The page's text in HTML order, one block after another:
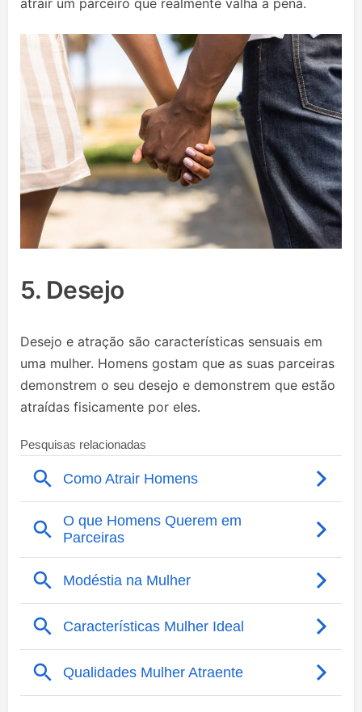
atrair um parceiro que realmente valha a pena.
5. Desejo
Desejo e atração são características sensuais em
uma mulher. Homens gostam que as suas parceiras
demonstrem o seu desejo e demonstrem que estão
atraídas fisicamente por eles.